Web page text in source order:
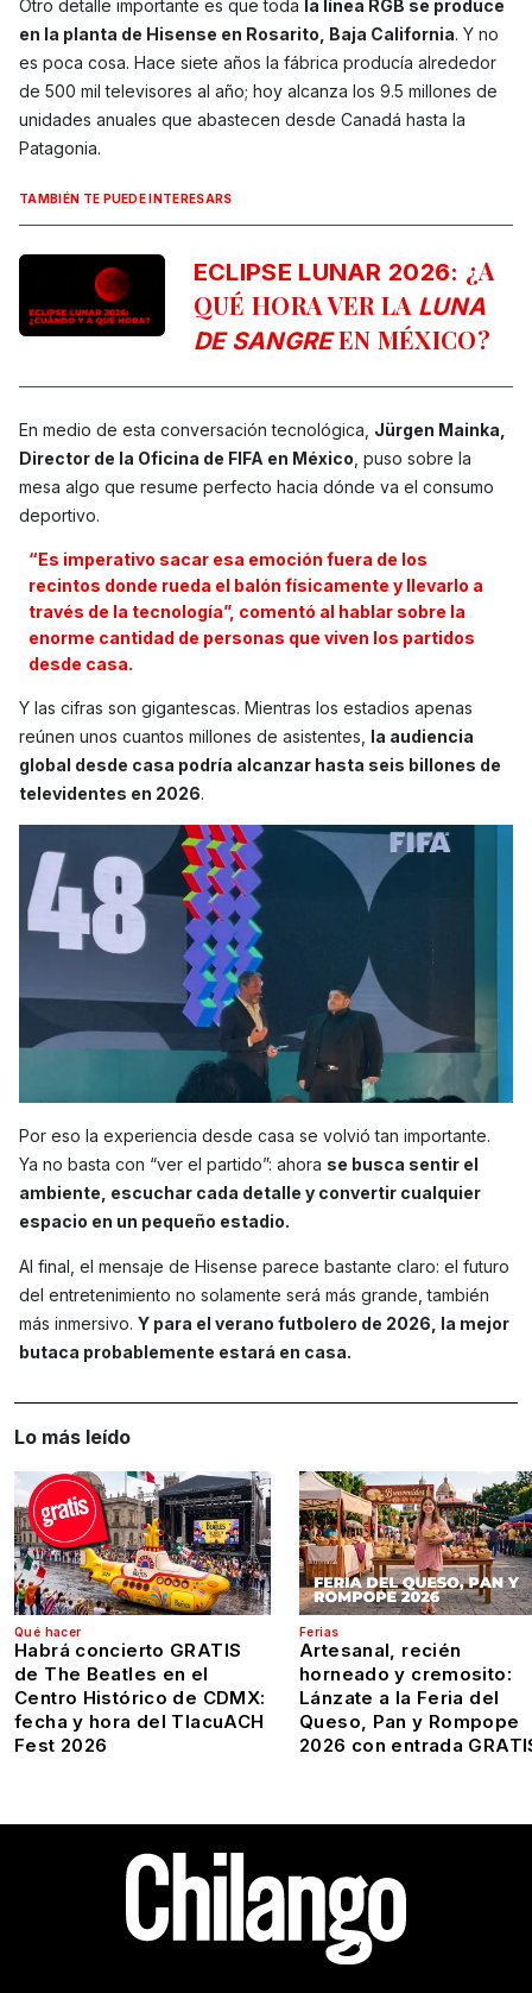
Otro detalle importante es que toda la línea RGB se produce
en la planta de Hisense en Rosarito, Baja California. Y no
es poca cosa. Hace siete años la fábrica producía alrededor
de 500 mil televisores al año; hoy alcanza los 9.5 millones de
unidades anuales que abastecen desde Canadá hasta la
Patagonia.
TAMBIÉN TE PUEDE INTERESARS
ECLIPSE LUNAR 2026: ¿A
QUÉ HORA VER LA LUNA
DE SANGREEN MÉXICO?
En medio de esta conversación tecnológica, Jürgen Mainka,
Director de la Oficina de FIFA en México , puso sobre la
mesa algo que resume perfecto hacia dónde va el consumo
deportivo.
“Es imperativo sacar esa emoción fuera de los
recintos donde rueda el balón físicamente y llevarlo a
través de la tecnología”, comentó al hablar sobre la
enorme cantidad de personas que viven los partidos
desde casa.
Y las cifras son gigantescas. Mientras los estadios apenas
reúnen unos cuantos millones de asistentes, la audiencia
global desde casa podría alcanzar hasta seis billones de
televidentes en 2026.
Por eso la experiencia desde casa se volvió tan importante.
Ya no basta con “ver el partido”: ahora se busca sentir el
ambiente, escuchar cada detalle y convertir cualquier
espacio en un pequeño estadio.
Al final, el mensaje de Hisense parece bastante claro: el futuro
del entretenimiento no solamente será más grande, también
más inmersivo. Y para el verano futbolero de 2026, la mejor
butaca probablemente estará en casa.
Lo más leído
Qué hacer
Habrá concierto GRATIS
de The Beatles en el
Centro Histórico de CDMX:
fecha y hora del TlacuACH
Fest 2026
Ferias
Artesanal, recién
horneado y cremosito:
Lánzate a la Feria del
Queso, Pan y Rompope
2026 con entrada